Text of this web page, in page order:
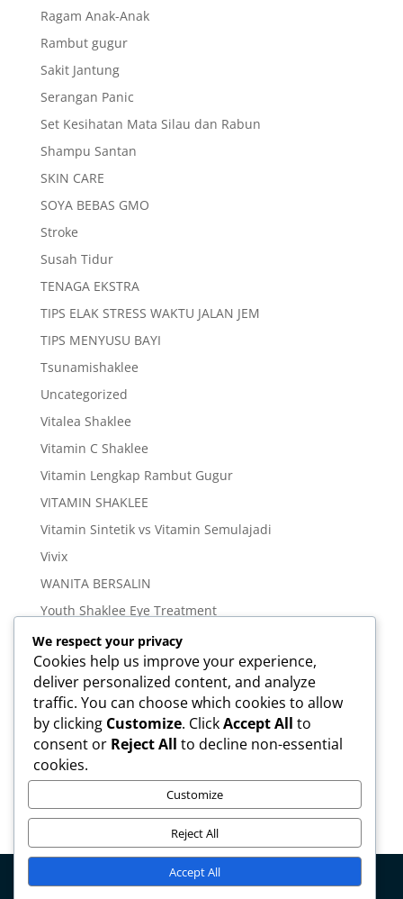
Ragam Anak-Anak
Rambut gugur
Sakit Jantung
Serangan Panic
Set Kesihatan Mata Silau dan Rabun
Shampu Santan
SKIN CARE
SOYA BEBAS GMO
Stroke
Susah Tidur
TENAGA EKSTRA
TIPS ELAK STRESS WAKTU JALAN JEM
TIPS MENYUSU BAYI
Tsunamishaklee
Uncategorized
Vitalea Shaklee
Vitamin C Shaklee
Vitamin Lengkap Rambut Gugur
VITAMIN SHAKLEE
Vitamin Sintetik vs Vitamin Semulajadi
Vivix
WANITA BERSALIN
Youth Shaklee Eye Treatment
YOUTH SKIN CARE SERIES
Meta
Log in
Entries feed
Comments feed
We respect your privacy
Cookies help us improve your experience,
deliver personalized content, and analyze
traffic. You can choose which cookies to allow
by clicking Customize. ClickAccept All to
consent or Reject All to decline non-essential
cookies.
Customize
Reject All
Accept All